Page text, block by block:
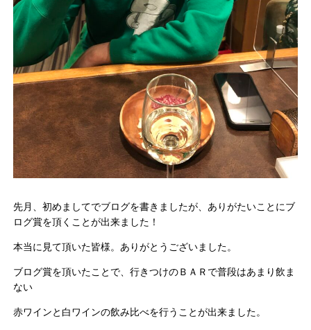
先月、初めましてでブログを書きましたが、ありがたいことにブ
ログ賞を頂くことが出来ました！
本当に見て頂いた皆様。ありがとうございました。
ブログ賞を頂いたことで、行きつけのＢＡＲで普段はあまり飲ま
ない
赤ワインと白ワインの飲み比べを行うことが出来ました。